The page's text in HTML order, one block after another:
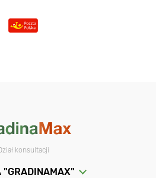
konsultacji
"GRADINAMAX"